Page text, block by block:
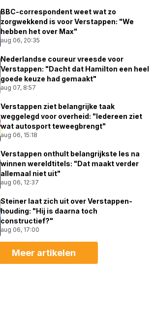
BBC-correspondent weet wat zo
zorgwekkend is voor Verstappen: "We
hebben het over Max"
aug 06, 20:35
Nederlandse coureur vreesde voor
Verstappen: "Dacht dat Hamilton een heel
goede keuze had gemaakt"
aug 07, 8:57
Verstappen ziet belangrijke taak
weggelegd voor overheid: "Iedereen ziet
wat autosport teweegbrengt"
aug 06, 15:18
Verstappen onthult belangrijkste les na
winnen wereldtitels: "Dat maakt verder
allemaal niet uit"
aug 06, 12:37
Steiner laat zich uit over Verstappen-
houding: "Hij is daarna toch
constructief?"
aug 06, 17:00
Meer artikelen